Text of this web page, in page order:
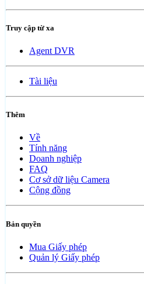
Truy cập từ xa
Agent DVR
Tài liệu
Thêm
Về
Tính năng
Doanh nghiệp
FAQ
Cơ sở dữ liệu Camera
Cộng đồng
Bản quyền
Mua Giấy phép
Quản lý Giấy phép